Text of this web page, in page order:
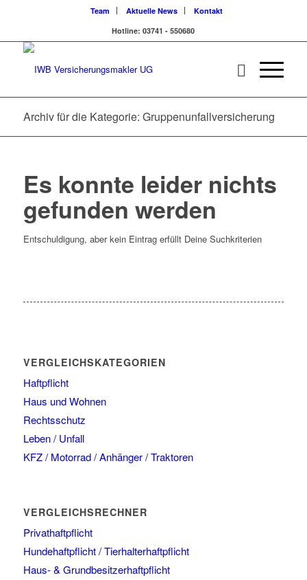
Team Aktuelle News
Kontakt
Hotline: 03741 - 550680
Archiv für die Kategorie: Gruppenunfallversicherung
Es konnte leider nichts
gefunden werden
Entschuldigung, aber kein Eintrag erfüllt Deine Suchkriterien
VERGLEICHSKATEGORIEN
Haftpflicht
Haus und Wohnen
Rechtsschutz
Leben / Unfall
KFZ / Motorrad / Anhänger / Traktoren
VERGLEICHSRECHNER
Privathaftpflicht
Hundehaftpflicht / Tierhalterhaftpflicht
Haus- & Grundbesitzerhaftpflicht